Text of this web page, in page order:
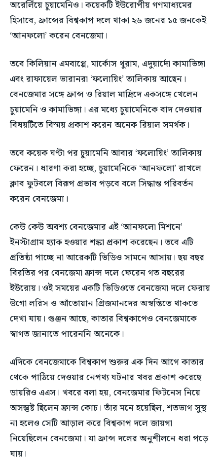
বিনোদন
পরিবার ও বন্ধুত্ব
স্বাস্থ্য
ভ্রমণ
By agreeing to this tier, you are billed every month after
the first one until you opt out of the monthly
subscription.
বিনোদন
পরিবার ও বন্ধুত্ব
স্বাস্থ্য
ভ্রমণ
বিনোদন
পরিবার ও বন্ধুত্ব
স্বাস্থ্য
ভ্রমণ
বিনোদন
পরিবার ও বন্ধুত্ব
স্বাস্থ্য
ভ্রমণ
অরেলিঁয়ে চুয়ামেনিও। কয়েকটি ইউরোপীয় গণমাধ্যমের
হিসাবে, ফ্রান্সের বিশ্বকাপ দলে থাকা ২৬ জনের ১৫ জনকেই
‘আনফলো’ করেন বেনজেমা।
তবে কিলিয়ান এমবাপ্পে, মার্কোস থুরাম, এদুয়ার্দো কামাভিঙ্গা
এবং রাফায়েল ভারানরা ‘ফলোয়িং’ তালিকায় আছেন।
বেনজেমার সঙ্গে ফ্রান্স ও রিয়াল মাদ্রিদে একসঙ্গে খেলেন
চুয়ামেনি ও কামাভিঙ্গা। এর মধ্যে চুয়ামেনিকে বাদ দেওয়ার
বিষয়টিতে বিস্ময় প্রকাশ করেন অনেক রিয়াল সমর্থক।
তবে কয়েক ঘণ্টা পর চুয়ামেনি আবার ‘ফলোয়িং’ তালিকায়
ফেরেন। ধারণা করা হচ্ছে, চুয়ামেনিকে ‘আনফলো’ রাখলে
ক্লাব ফুটবলে বিরূপ প্রভাব পড়বে বলে সিদ্ধান্ত পরিবর্তন
করেন বেনজেমা।
কেউ কেউ অবশ্য বেনজেমার এই ‘আনফলো মিশনে’
ইনস্টাগ্রাম হ্যাক হওয়ার শঙ্কা প্রকাশ করেছেন। তবে এটি
প্রতিষ্ঠা পাচ্ছে না আরেকটি ভিডিও সামনে আসায়। ছয় বছর
বিরতির পর বেনজেমা ফ্রান্স দলে ফেরেন গত বছরের
ইউরোয়। ওই সময়ের একটি ভিডিওতে বেনজেমা দলে ফেরায়
উগো লরিস ও আঁতোয়ান গ্রিজমানদের অস্বস্তিতে থাকতে
দেখা যায়। গুঞ্জন আছে, কাতার বিশ্বকাপেও বেনজেমাকে
স্বাগত জানাতে পারেননি অনেকে।
এদিকে বেনজেমাকে বিশ্বকাপ শুরুর এক দিন আগে কাতার
থেকে পাঠিয়ে দেওয়ার নেপথ্য ঘটনার খবর প্রকাশ করেছে
ডায়রিও এএস। খবরে বলা হয়, বেনজেমার ফিটনেস নিয়ে
অসন্তুষ্ট ছিলেন ফ্রান্স কোচ। তাঁর মনে হয়েছিল, শতভাগ সুস্থ
না হলেও সেটি আড়াল করে বিশ্বকাপ দলে জায়গা
নিয়েছিলেন বেনজেমা। যা ফ্রান্স দলের অনুশীলনে ধরা পড়ে
যায়।